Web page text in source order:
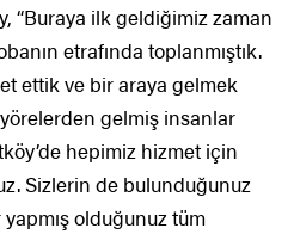
“Buraya ilk geldiğimiz zaman
etrafında toplanmıştık.
ettik ve bir araya gelmek
gelmiş insanlar
hepimiz hizmet için
Sizlerin de bulunduğunuz
olduğunuz tüm